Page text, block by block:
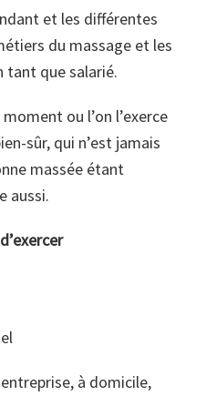
et les différentes
du massage et les
tant que salarié.
ou l’on l’exerce
sûr, qui n’est jamais
massée étant
aussi.
à domicile,